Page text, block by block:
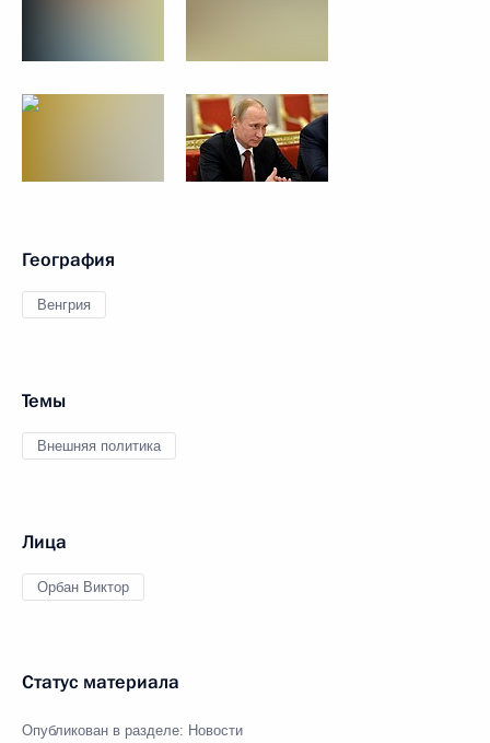
География
Венгрия
Темы
Внешняя политика
Лица
Орбан Виктор
Статус материала
Опубликован в разделе: Новости